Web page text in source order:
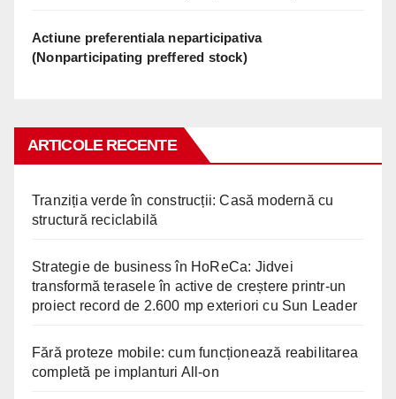
Actiune preferentiala neparticipativa
(Nonparticipating preffered stock)
ARTICOLE RECENTE
Tranziția verde în construcții: Casă modernă cu
structură reciclabilă
Strategie de business în HoReCa: Jidvei
transformă terasele în active de creștere printr-un
proiect record de 2.600 mp exteriori cu Sun Leader
Fără proteze mobile: cum funcționează reabilitarea
completă pe implanturi All-on